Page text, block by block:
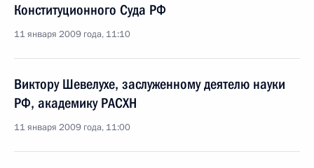
Конституционного Суда РФ
11 января 2009 года, 11:10
Виктору Шевелухе, заслуженному деятелю науки
РФ, академику РАСХН
11 января 2009 года, 11:00